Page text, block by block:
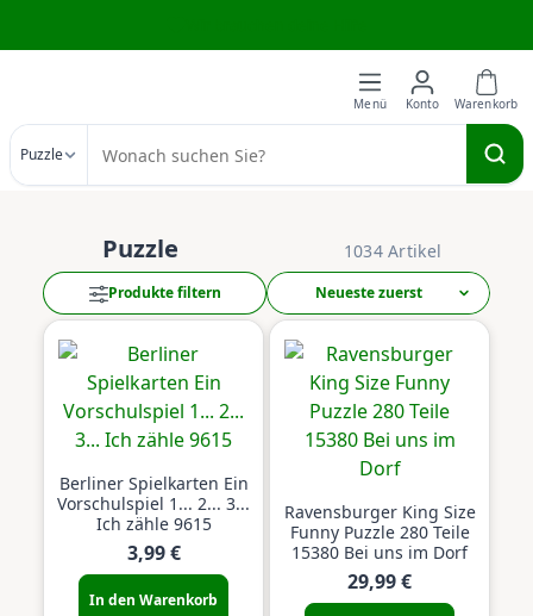
Puzzle
Puzzle 1034 Artikel
Produkte filtern
Berliner Spielkarten Ein
Vorschulspiel 1... 2... 3...
Ich zähle 9615
3,99 €
In den Warenkorb
Ravensburger King Size
Funny Puzzle 280 Teile
15380 Bei uns im Dorf
29,99 €